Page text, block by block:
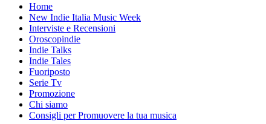
Primary
Menu
Home
New Indie Italia Music Week
Interviste e Recensioni
Oroscopindie
Indie Talks
Indie Tales
Fuoriposto
Serie Tv
Promozione
Chi siamo
Consigli per Promuovere la tua musica